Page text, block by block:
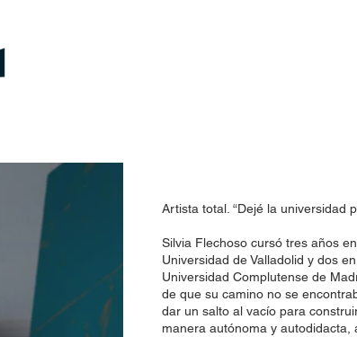
Artista total. “Dejé la universidad
Silvia Flechoso cursó tres años
Universidad de Valladolid y dos
Universidad Complutense de
de que su camino no se
dar un salto al vacío para
manera autónoma y autodidacta,